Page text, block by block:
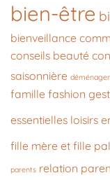
bien-être
bienveillance
conseils beauté
saisonnière
famille fashion
essentielles loisirs
fille mère et fille
parents relation